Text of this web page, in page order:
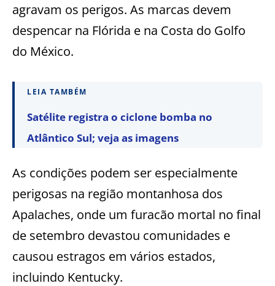
agravam os perigos. As marcas devem
despencar na Flórida e na Costa do Golfo
do México.
LEIA TAMBÉM
Satélite registra o ciclone bomba no
Atlântico Sul; veja as imagens
As condições podem ser especialmente
perigosas na região montanhosa dos
Apalaches, onde um furacão mortal no final
de setembro devastou comunidades e
causou estragos em vários estados,
incluindo Kentucky.